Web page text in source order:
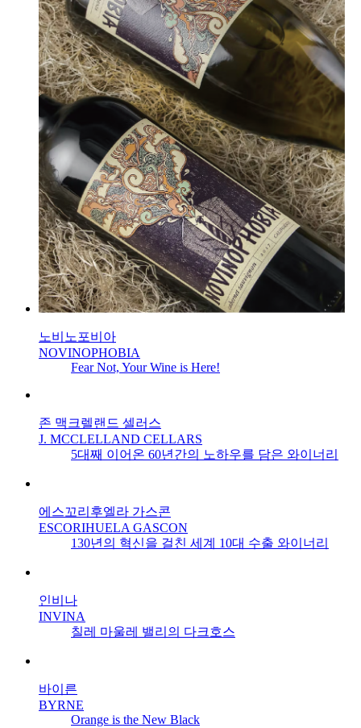
노비노포비아
NOVINOPHOBIA
Fear Not, Your Wine is Here!
존 맥크렐랜드 셀러스
J. MCCLELLAND CELLARS
5대째 이어온 60년간의 노하우를 담은 와이너리
에스꼬리후엘라 가스콘
ESCORIHUELA GASCON
130년의 혁신을 걸친 세계 10대 수출 와이너리
인비나
INVINA
칠레 마울레 밸리의 다크호스
바이른
BYRNE
Orange is the New Black